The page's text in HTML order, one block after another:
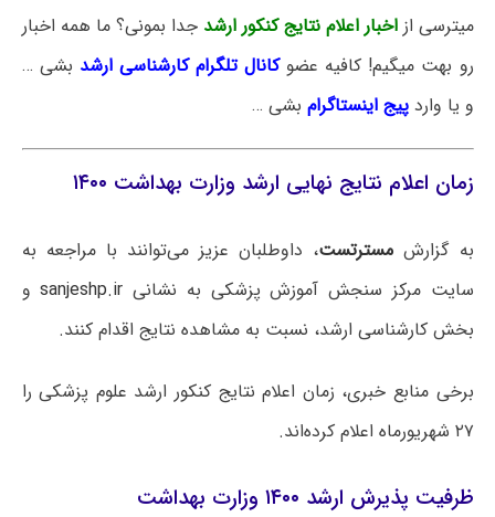
میترسی از اخبار اعلام نتایج کنکور ارشدجدا بمونی؟ ما همه اخبار
رو بهت میگیم! کافیه عضوکانال تلگرام کارشناسی ارشد بشی …
و یا واردپیج اینستاگرام بشی …
زمان اعلام نتایج نهایی ارشد وزارت بهداشت ۱۴۰۰
به گزارش مسترتست، داوطلبان عزیز می‌توانند با مراجعه به
سایت مرکز سنجش آموزش پزشکی به نشانی sanjeshp.irو
بخش کارشناسی ارشد، نسبت به مشاهده نتایج اقدام کنند.
برخی منابع خبری، زمان اعلام نتایج کنکور ارشد علوم پزشکی را
۲۷ شهریورماه اعلام کرده‌اند.
ظرفیت پذیرش ارشد ۱۴۰۰ وزارت بهداشت